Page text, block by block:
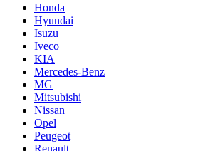
Honda
Hyundai
Isuzu
Iveco
KIA
Mercedes-Benz
MG
Mitsubishi
Nissan
Opel
Peugeot
Renault